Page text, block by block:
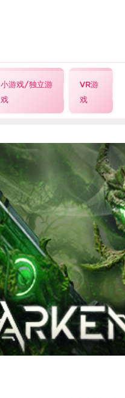
小游戏/独立游
戏
VR游
戏